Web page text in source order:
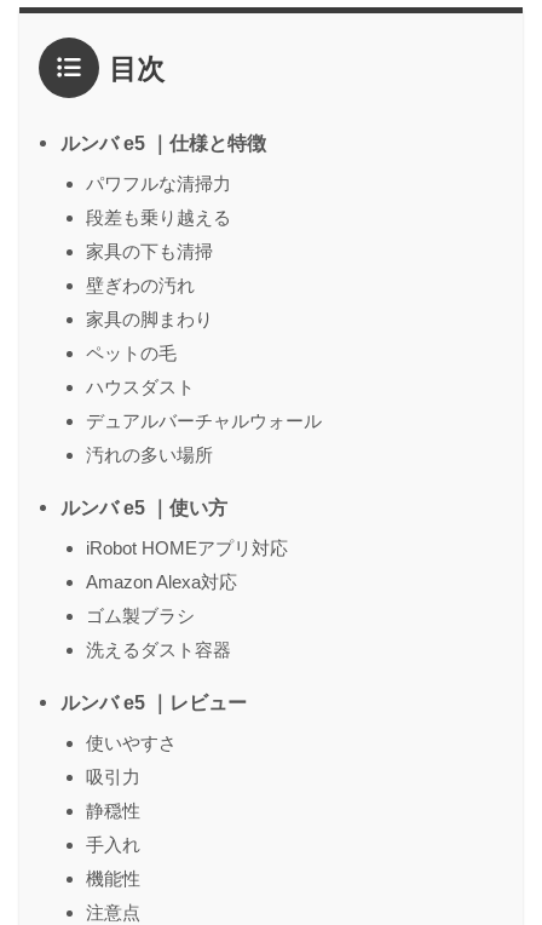
4点
3点
2点
1点
感想 * 目次
ルンバ e5 ｜仕様と特徴
パワフルな清掃力
段差も乗り越える
家具の下も清掃
壁ぎわの汚れ
家具の脚まわり
ペットの毛
ハウスダスト
デュアルバーチャルウォール
汚れの多い場所
ルンバ e5 ｜使い方
iRobot HOMEアプリ対応
Amazon Alexa対応
ゴム製ブラシ
洗えるダスト容器
ルンバ e5 ｜レビュー
使いやすさ
吸引力
静穏性
手入れ
機能性
注意点